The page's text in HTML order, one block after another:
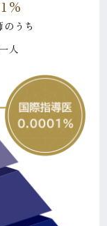
うち
人